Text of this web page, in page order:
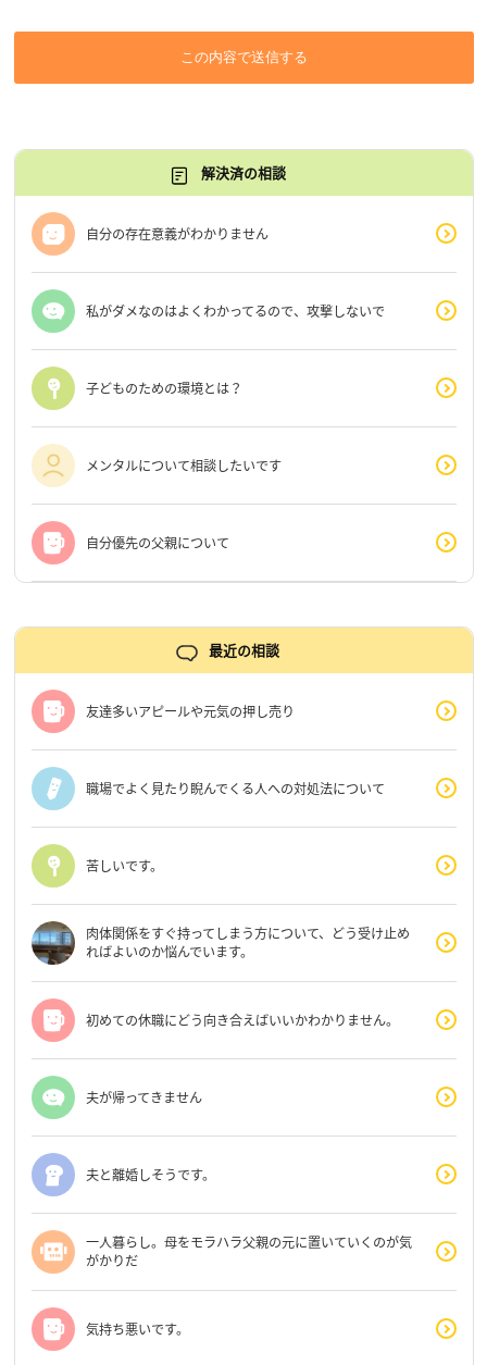
この内容で送信する
解決済の相談
自分の存在意義がわかりません
私がダメなのはよくわかってるので、攻撃しないで
子どものための環境とは？
メンタルについて相談したいです
自分優先の父親について
最近の相談
友達多いアピールや元気の押し売り
職場でよく見たり睨んでくる人への対処法について
苦しいです。
肉体関係をすぐ持ってしまう方について、どう受け止め
ればよいのか悩んでいます。
初めての休職にどう向き合えばいいかわかりません。
夫が帰ってきません
夫と離婚しそうです。
一人暮らし。母をモラハラ父親の元に置いていくのが気
がかりだ
気持ち悪いです。